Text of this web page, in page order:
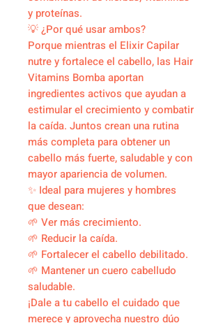
y proteínas.
💡 ¿Por qué usar ambos?
Porque mientras el Elixir Capilar
nutre y fortalece el cabello, las Hair
Vitamins Bomba aportan
ingredientes activos que ayudan a
estimular el crecimiento y combatir
la caída. Juntos crean una rutina
más completa para obtener un
cabello más fuerte, saludable y con
mayor apariencia de volumen.
✨ Ideal para mujeres y hombres
que desean:
🌱 Ver más crecimiento.
🌱 Reducir la caída.
🌱 Fortalecer el cabello debilitado.
🌱 Mantener un cuero cabelludo
saludable.
¡Dale a tu cabello el cuidado que
merece y aprovecha nuestro dúo